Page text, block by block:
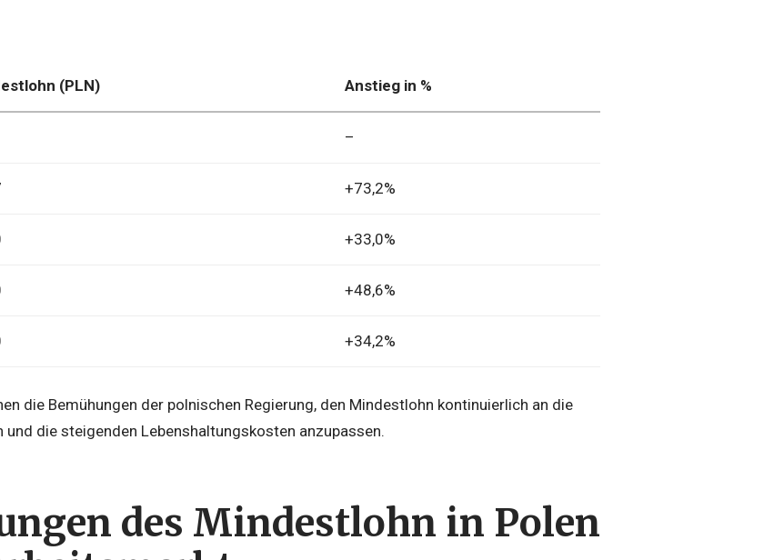
(PLN) Anstieg in %
–
+73,2%
+33,0%
+48,6%
+34,2%
die Bemühungen der polnischen Regierung, den Mindestlohn kontinuierlich an die
die steigenden Lebenshaltungskosten anzupassen.
des Mindestlohn in Polen